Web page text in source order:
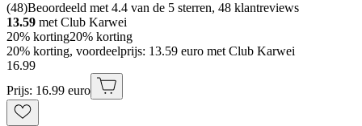
(48)Beoordeeld met 4.4 van de 5 sterren, 48 klantreviews
13.59 met Club Karwei
20% korting20% korting
20% korting, voordeelprijs: 13.59 euro met Club Karwei
16.99
Prijs: 16.99 euro